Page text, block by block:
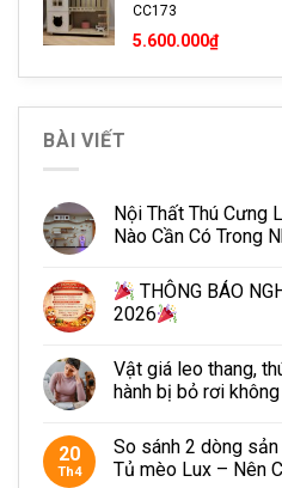
Nhà gỗ cho chó DH007
Size M: D60 x R50 x C55cm
cân nặng < 9kg)
Size L: D75 x R60 x C65cm
CC173
5.600.000₫
BÀI VIẾT
Nội Thất Thú Cưng
Nào Cần Có Trong
THÔNG BÁO
2026
Vật giá leo thang,
hành bị bỏ rơi
20
Th4
So sánh 2 dòng
Tủ mèo Lux – Nên